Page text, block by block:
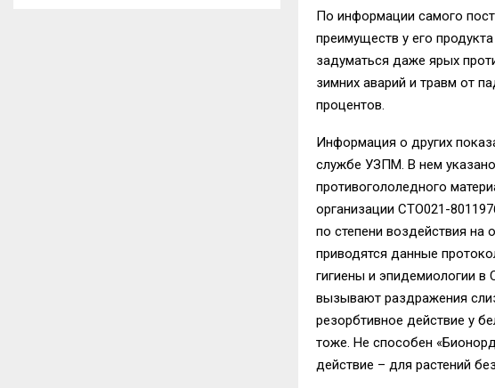
По информации самого
преимуществ у его
задуматься даже ярых
зимних аварий и травм от
процентов.
Информация о других
службе УЗПМ. В нем
противогололедного
организации СТО021-
по степени воздействия на
приводятся данные
гигиены и эпидемиологии в
вызывают раздражения
резорбтивное действие у
тоже. Не способен
действие – для растений